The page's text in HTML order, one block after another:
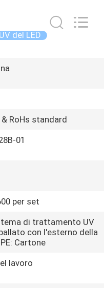
del LED
RoHs standard
01
per set
di trattamento UV
con l'esterno della
Cartone
lavoro